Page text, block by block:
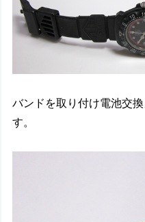
バンドを取り付け電池交
す。